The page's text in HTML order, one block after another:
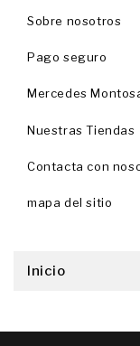
Sobre nosotros
Pago seguro
Mercedes
Nuestras Tiendas
Contacta con
mapa del sitio
Inicio